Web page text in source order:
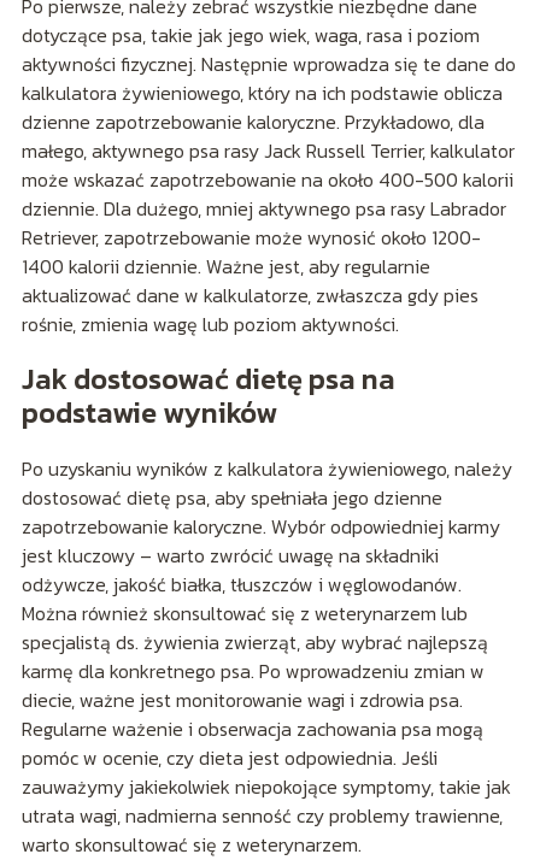
Po pierwsze, należy zebrać wszystkie niezbędne dane
dotyczące psa, takie jak jego wiek, waga, rasa i poziom
aktywności fizycznej. Następnie wprowadza się te dane do
kalkulatora żywieniowego, który na ich podstawie oblicza
dzienne zapotrzebowanie kaloryczne. Przykładowo, dla
małego, aktywnego psa rasy Jack Russell Terrier, kalkulator
może wskazać zapotrzebowanie na około 400-500 kalorii
dziennie. Dla dużego, mniej aktywnego psa rasy Labrador
Retriever, zapotrzebowanie może wynosić około 1200-
1400 kalorii dziennie. Ważne jest, aby regularnie
aktualizować dane w kalkulatorze, zwłaszcza gdy pies
rośnie, zmienia wagę lub poziom aktywności.
Jak dostosować dietę psa na
podstawie wyników
Po uzyskaniu wyników z kalkulatora żywieniowego, należy
dostosować dietę psa, aby spełniała jego dzienne
zapotrzebowanie kaloryczne. Wybór odpowiedniej karmy
jest kluczowy – warto zwrócić uwagę na składniki
odżywcze, jakość białka, tłuszczów i węglowodanów.
Można również skonsultować się z weterynarzem lub
specjalistą ds. żywienia zwierząt, aby wybrać najlepszą
karmę dla konkretnego psa. Po wprowadzeniu zmian w
diecie, ważne jest monitorowanie wagi i zdrowia psa.
Regularne ważenie i obserwacja zachowania psa mogą
pomóc w ocenie, czy dieta jest odpowiednia. Jeśli
zauważymy jakiekolwiek niepokojące symptomy, takie jak
utrata wagi, nadmierna senność czy problemy trawienne,
warto skonsultować się z weterynarzem.